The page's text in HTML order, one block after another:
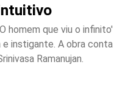
homem que viu o infinito'
instigante. A obra conta
Ramanujan.